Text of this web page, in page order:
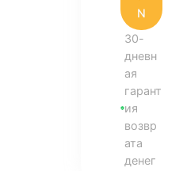
N
30-
дневн
ая
гарант
ия
возвр
ата
денег